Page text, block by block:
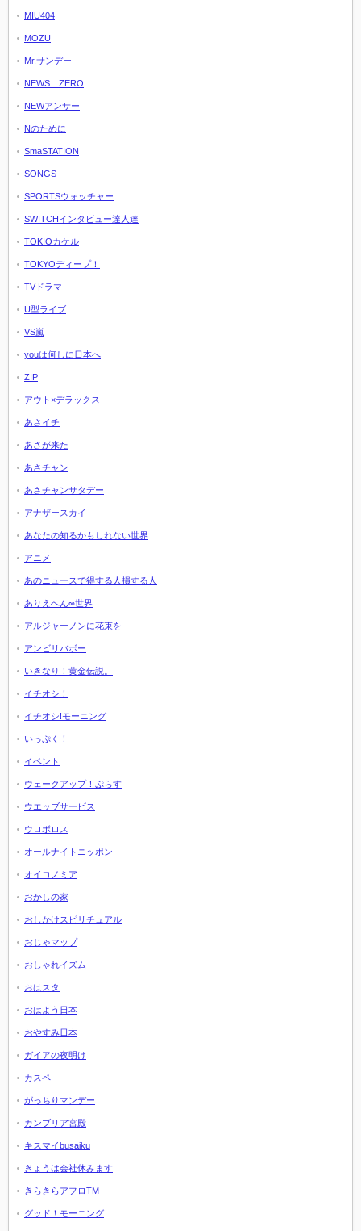
MIU404
MOZU
Mr.サンデー
NEWS ZERO
NEWアンサー
Nのために
SmaSTATION
SONGS
SPORTSウォッチャー
SWITCHインタビュー達人達
TOKIOカケル
TOKYOディープ！
TVドラマ
U型ライブ
VS嵐
youは何しに日本へ
ZIP
アウト×デラックス
あさイチ
あさが来た
あさチャン
あさチャンサタデー
アナザースカイ
あなたの知るかもしれない世界
アニメ
あのニュースで得する人損する人
ありえへん∞世界
アルジャーノンに花束を
アンビリバボー
いきなり！黄金伝説。
イチオシ！
イチオシ!モーニング
いっぷく！
イベント
ウェークアップ！ぷらす
ウエッブサービス
ウロボロス
オールナイトニッポン
オイコノミア
おかしの家
おしかけスピリチュアル
おじゃマップ
おしゃれイズム
おはスタ
おはよう日本
おやすみ日本
ガイアの夜明け
カスペ
がっちりマンデー
カンブリア宮殿
キスマイbusaiku
きょうは会社休みます
きらきらアフロTM
グッド！モーニング